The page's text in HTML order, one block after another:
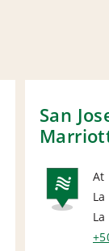
San
At